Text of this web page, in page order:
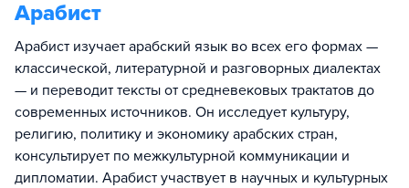
Арабист
Арабист изучает арабский язык во всех его формах —
классической, литературной и разговорных диалектах
— и переводит тексты от средневековых трактатов до
современных источников. Он исследует культуру,
религию, политику и экономику арабских стран,
консультирует по межкультурной коммуникации и
дипломатии. Арабист участвует в научных и культурных